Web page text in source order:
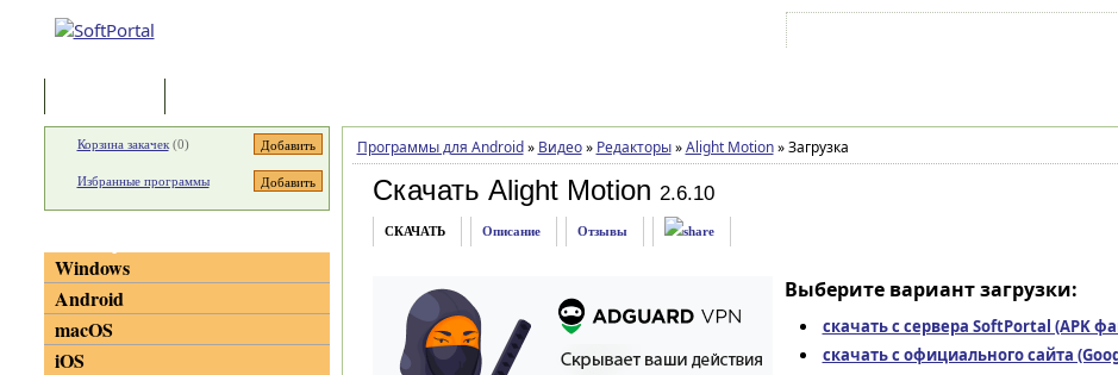
Программы для Android » Видео » Редакторы » Alight Motion »Загрузка
Скачать Alight Motion 2.6.10
СКАЧАТЬ Описание Отзывы
Выберите вариант загрузки:
скачать с сервера SoftPortal (APK
скачать с официального сайта
Корзина закачек(0)
Избранные программы
Windows
Android
macOS
iOS